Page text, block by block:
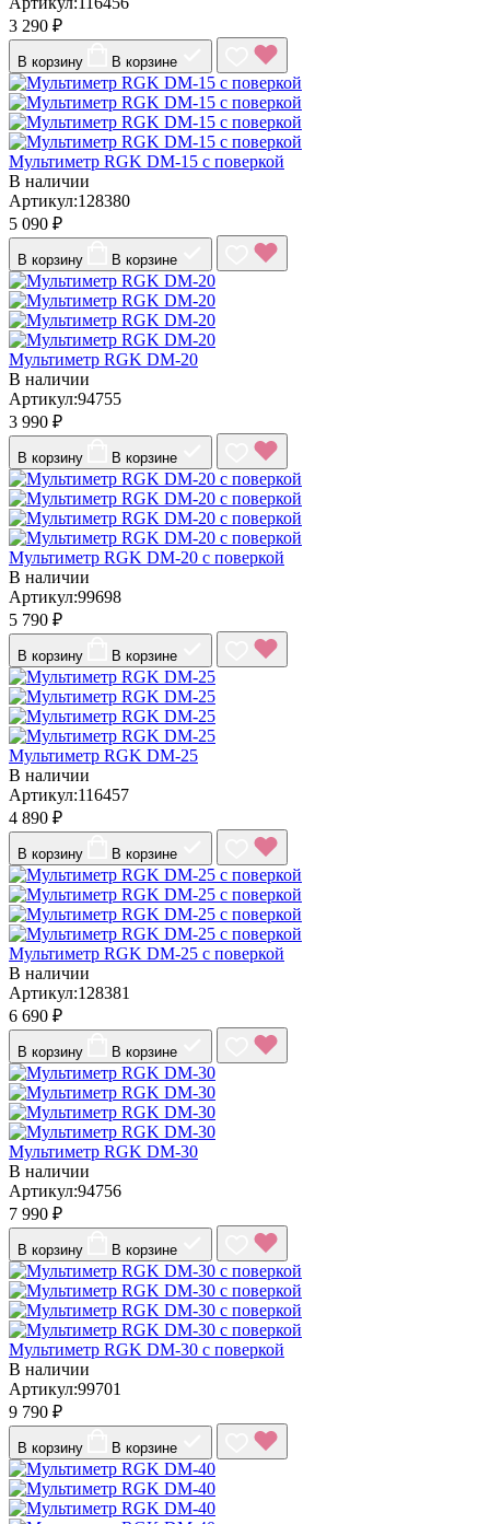
3 290 ₽
В корзину В корзине
Мультиметр RGK DM-15 с поверкой
В наличии
Артикул:128380
5 090 ₽
В корзину В корзине
Мультиметр RGK DM-20
В наличии
Артикул:94755
3 990 ₽
В корзину В корзине
Мультиметр RGK DM-20 с поверкой
В наличии
Артикул:99698
5 790 ₽
В корзину В корзине
Мультиметр RGK DM-25
В наличии
Артикул:116457
4 890 ₽
В корзину В корзине
Мультиметр RGK DM-25 с поверкой
В наличии
Артикул:128381
6 690 ₽
В корзину В корзине
Мультиметр RGK DM-30
В наличии
Артикул:94756
7 990 ₽
В корзину В корзине
Мультиметр RGK DM-30 с поверкой
В наличии
Артикул:99701
9 790 ₽
В корзину В корзине